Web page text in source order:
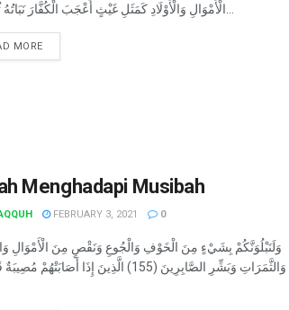
MORE
Menghadapi Musibah
FEBRUARY 3, 2021 0
وَلَنَبْلُوَنَّكُمْ بِشَيْءٍ مِنَ الْخَوْفِ وَالْجُوعِ وَنَقْصٍ مِنَ الْأَمْوَالِ
وَالثَّمَرَاتِ وَبَشِّرِ الصَّابِرِينَ (155) الَّذِينَ إِذَا أَصَابَتْهُمْ